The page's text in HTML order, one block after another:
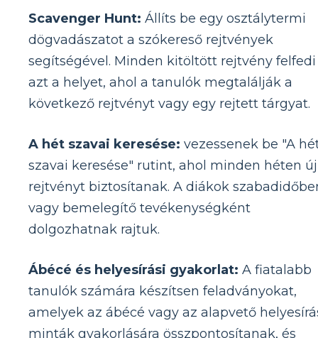
Scavenger Hunt: Állíts be egy osztálytermi
dögvadászatot a szókereső rejtvények
segítségével. Minden kitöltött rejtvény felfedi
azt a helyet, ahol a tanulók megtalálják a
következő rejtvényt vagy egy rejtett tárgyat.
A hét szavai keresése: vezessenek be "A
szavai keresése" rutint, ahol minden héten új
rejtvényt biztosítanak. A diákok
vagy bemelegítő tevékenységként
dolgozhatnak rajtuk.
Ábécé és helyesírási gyakorlat: A fiatalabb
tanulók számára készítsen feladványokat,
amelyek az ábécé vagy az alapvető
minták gyakorlására összpontosítanak, és